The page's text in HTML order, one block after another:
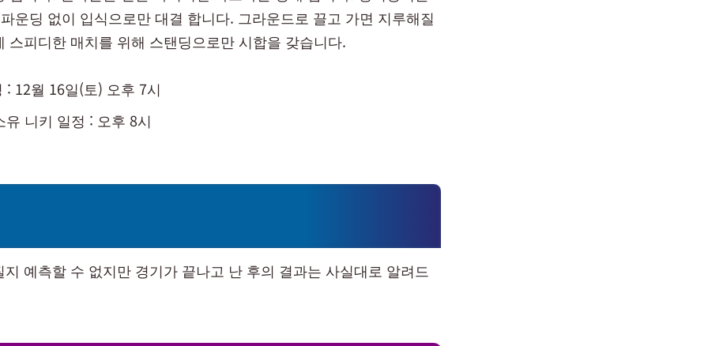
운딩 없이 입식으로만 대결 합니다. 그라운드로 끌고 가면 지루해질
스피디한 매치를 위해 스탠딩으로만 시합을 갖습니다.
12월 16일(토) 오후 7시
유 니키 일정 : 오후 8시
예측할 수 없지만 경기가 끝나고 난 후의 결과는 사실대로 알려드